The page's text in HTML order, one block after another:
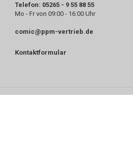
Telefon: 05265 - 9 55 88 55
Mo - Fr von 09:00 - 16:00 Uhr
comic@ppm-vertrieb.de
Kontaktformular